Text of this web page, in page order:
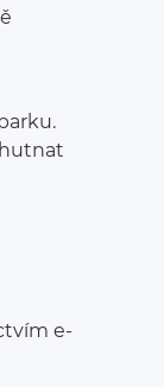
e-